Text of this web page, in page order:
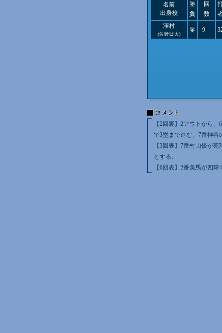
名前
出身校
勝
負
回
数
澤村
(佐野日大)
勝 9
【2回裏】2アウトから
で3塁まで進む。7番神谷
【3回表】7番村山優が
とする。
【6回表】2番美馬が四